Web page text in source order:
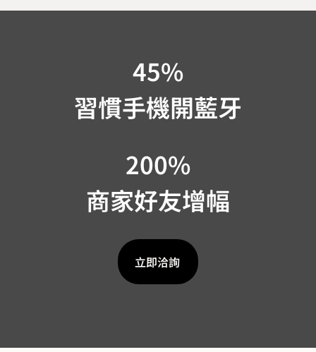
習慣⼿機開藍牙
45%
商家好友增幅​
200%
立即洽詢